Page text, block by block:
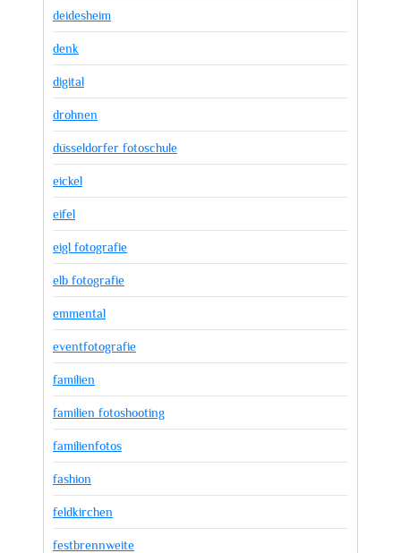
deidesheim
denk
digital
drohnen
düsseldorfer fotoschule
eickel
eifel
eigl fotografie
elb fotografie
emmental
eventfotografie
familien
familien fotoshooting
familienfotos
fashion
feldkirchen
festbrennweite